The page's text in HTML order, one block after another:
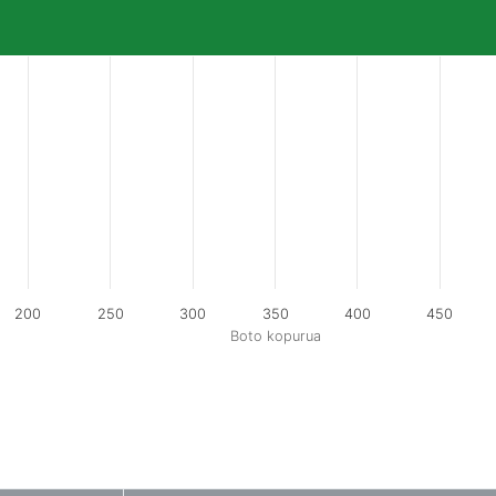
Boto kopurua
200 250 300 350 400 450